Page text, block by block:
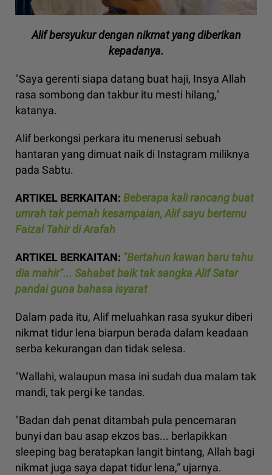
Alif bersyukur dengan nikmat yang diberikan
kepadanya.
"Saya gerenti siapa datang buat haji, Insya Allah
rasa sombong dan takbur itu mesti hilang,"
katanya.
Alif berkongsi perkara itu menerusi sebuah
hantaran yang dimuat naik di Instagram miliknya
pada Sabtu.
ARTIKEL BERKAITAN: Beberapa kali rancang buat
umrah tak pernah kesampaian, Alif sayu bertemu
Faizal Tahir di Arafah
ARTIKEL BERKAITAN: "Bertahun kawan baru tahu
dia mahir"... Sahabat baik tak sangka Alif Satar
pandai guna bahasa isyarat
Dalam pada itu, Alif meluahkan rasa syukur diberi
nikmat tidur lena biarpun berada dalam keadaan
serba kekurangan dan tidak selesa.
"Wallahi, walaupun masa ini sudah dua malam tak
mandi, tak pergi ke tandas.
"Badan dah penat ditambah pula pencemaran
bunyi dan bau asap ekzos bas... berlapikkan
sleeping bag beratapkan langit bintang, Allah bagi
nikmat juga saya dapat tidur lena,” ujarnya.